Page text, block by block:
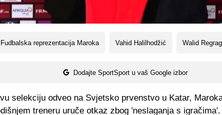
Fudbalska reprezentacija Maroka Vahid Halilhodžić Walid
Dodajte SportSport u vaš Google izbor
selekciju odveo na Svjetsko prvenstvo u Katar,
treneru uruče otkaz zbog 'neslaganja s igračima'.